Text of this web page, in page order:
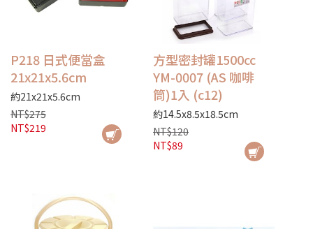
P218 日式便當盒
21x21x5.6cm
約21x21x5.6cm
NT$275
NT$219
方型密封罐1500cc
YM-0007 (AS 咖啡
筒)1入 (c12)
約14.5x8.5x18.5cm
NT$120
NT$89